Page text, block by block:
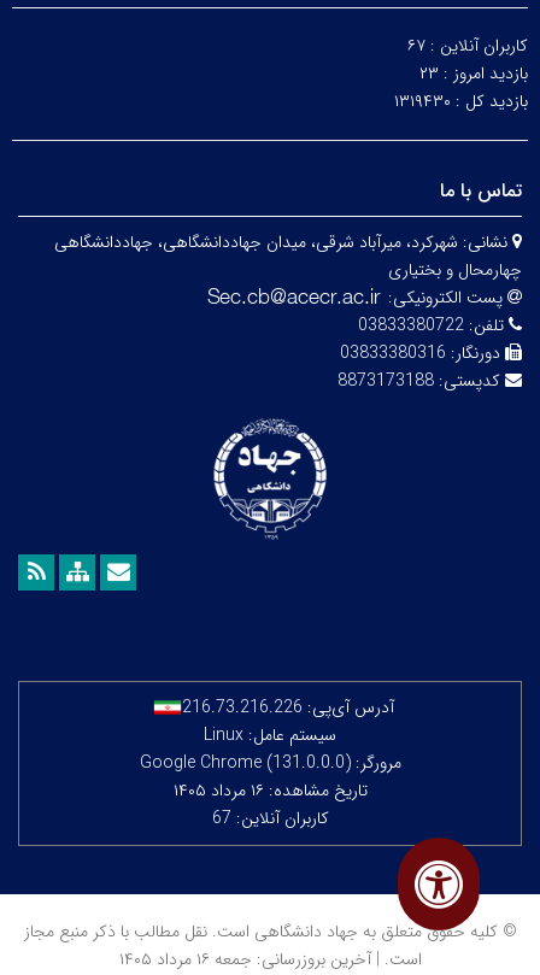
کاربران آنلاین : ۶۷
بازدید امروز : ۲۳
بازدید کل : ۱۳۱۹۴۳۰
تماس با ما
نشانی: شهرکرد، میرآباد شرقی، میدان جهاددانشگاهی، جهاددانشگاهی
چهارمحال و بختیاری
پست الکترونیکی:
تلفن: 03833380722
دورنگار: 03833380316
کدپستی: 8873173188
آدرس آی‌پی: 216.73.216.226
سیستم عامل: Linux
مرورگر: Google Chrome (131.0.0.0)
تاریخ مشاهده: ۱۶ مرداد ۱۴۰۵
کاربران آنلاین: 67
© کلیه حقوق متعلق به جهاد دانشگاهی است. نقل مطالب با ذکر منبع مجاز
است. | آخرین بروزرسانی: جمعه ۱۶ مرداد ۱۴۰۵